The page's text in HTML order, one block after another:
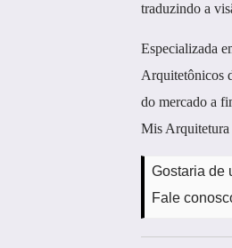
traduzindo a
Especializada
Arquitetônicos
do mercado a
Mis Arquitetura
Gostaria de
Fale